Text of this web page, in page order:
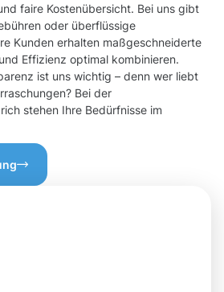
faire Kostenübersicht. Bei uns gibt
oder überflüssige
Kunden erhalten maßgeschneiderte
Effizienz optimal kombinieren.
ist uns wichtig – denn wer liebt
Bei der
stehen Ihre Bedürfnisse im